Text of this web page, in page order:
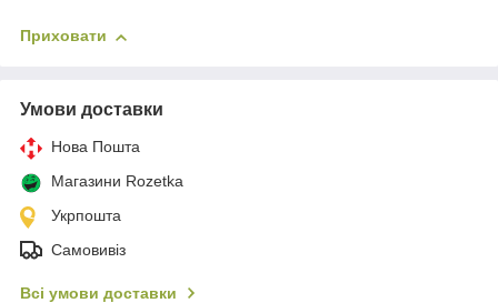
Приховати
Умови доставки
Нова Пошта
Магазини Rozetka
Укрпошта
Самовивіз
Всі умови доставки